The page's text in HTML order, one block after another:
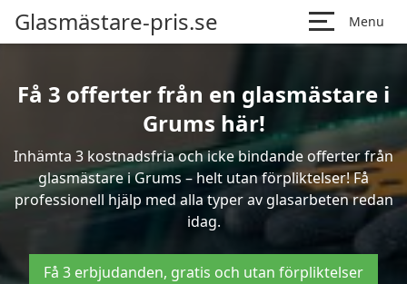
Glasmästare-pris.se Menu
Få 3 offerter från en glasmästare i
Grums här!
Inhämta 3 kostnadsfria och icke bindande offerter från
glasmästare i Grums – helt utan förpliktelser! Få
professionell hjälp med alla typer av glasarbeten redan
idag.
Få 3 erbjudanden, gratis och utan förpliktelser